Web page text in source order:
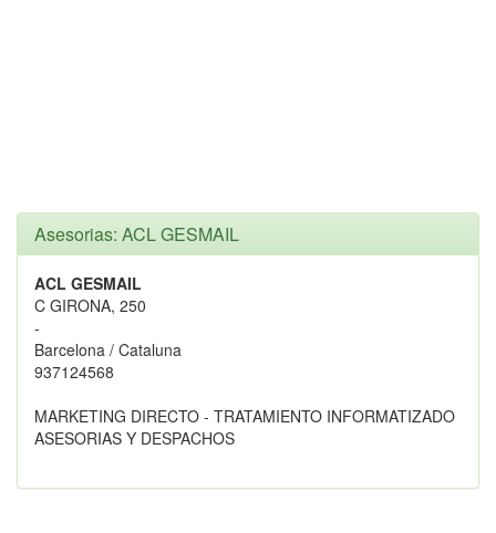
Asesorias: ACL GESMAIL
ACL GESMAIL
C GIRONA, 250
-
Barcelona / Cataluna
937124568
MARKETING DIRECTO - TRATAMIENTO INFORMATIZADO
ASESORIAS Y DESPACHOS